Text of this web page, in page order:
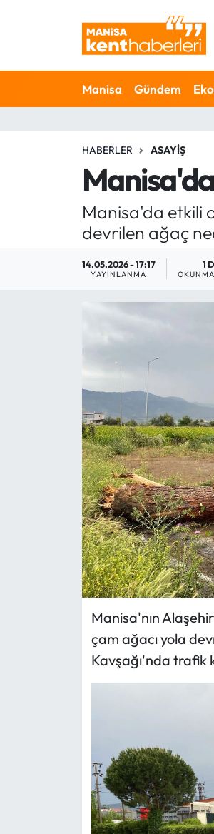
Manisa Gündem
HABERLER ASAYIŞ
Manisa'da etkili
devrilen ağaç
14.05.2026 - 17:17
YAYINLANMA
1
Manisa'nın
çam ağacı yola
Kavşağı'nda trafik
Ahmetli Hava Durumu
Ahmetli Trafik Yoğunluk
Haber Arşivi